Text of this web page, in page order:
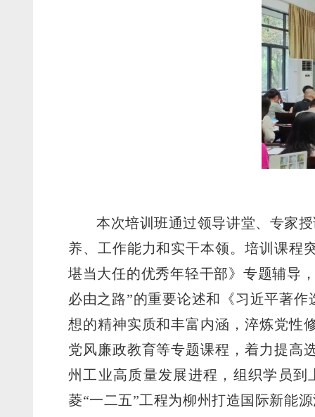
本次培训班通过领导讲堂、专家
养、工作能力和实干本领。培训课程
堪当大任的优秀年轻干部》专题辅导
必由之路”的重要论述和《习近平著
想的精神实质和丰富内涵，淬炼党性
党风廉政教育等专题课程，着力提高
州工业高质量发展进程，组织学员
菱“一二五”工程为柳州打造国际新能